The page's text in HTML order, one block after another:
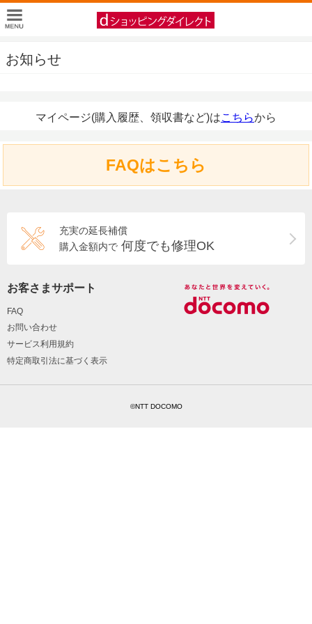
お知らせ
マイページ(購入履歴、領収書など)はこちらから
FAQはこちら
充実の延長補償
購入金額内で 何度でも修理OK
お客さまサポート
FAQ
お問い合わせ
サービス利用規約
特定商取引法に基づく表示
©NTT DOCOMO